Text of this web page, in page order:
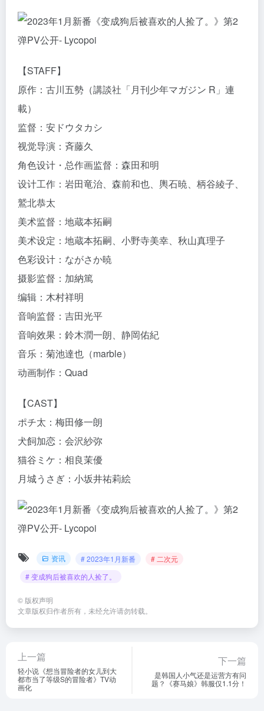
【STAFF】
原作：古川五勢（講談社「月刊少年マガジン R」連
載）
监督：安ドウタカシ
视觉导演：斉藤久
角色设计・总作画监督：森田和明
设计工作：岩田竜治、森前和也、輿石暁、柄谷綾子、
鷲北恭太
美术监督：地蔵本拓嗣
美术设定：地蔵本拓嗣、小野寺美幸、秋山真理子
色彩设计：ながさか暁
摄影监督：加納篤
编辑：木村祥明
音响监督：吉田光平
音响效果：鈴木潤一朗、静岡佑紀
音乐：菊池達也（marble）
动画制作：Quad
【CAST】
ポチ太：梅田修一朗
犬飼加恋：会沢紗弥
猫谷ミケ：相良茉優
月城うさぎ：小坂井祐莉絵
资讯 # 2023年1月新番
# 二次元
# 变成狗后被喜欢的人捡了。
© 版权声明
文章版权归作者所有，未经允许请勿转载。
上一篇
轻小说《想当冒险者的女儿到大
都市当了等级S的冒险者》TV动
画化
下一篇
是韩国人小气还是运营方有问
题？《赛马娘》韩服仅1.1分！